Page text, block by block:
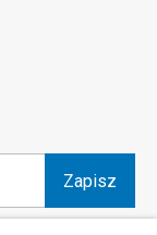
Zapisz